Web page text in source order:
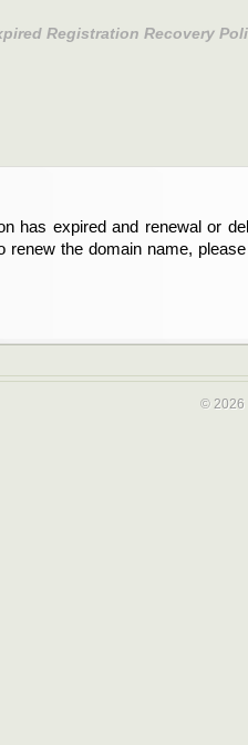
Registration Recovery
has expired and renewal or
renew the domain name,
abgelaufen und die
der Registrant sind und
Sie bitte Ihren Service-
© 2026